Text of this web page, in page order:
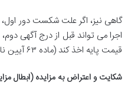
گاهی نیز، اگر علت شکست دور اول،
اجرا می تواند قبل از درج آگهی
قیمت پایه اخذ کند (ماده ۶۳ آیین نامه اجرای احکام مدنی).
شکایت و اعتراض به مزایده (ابطال